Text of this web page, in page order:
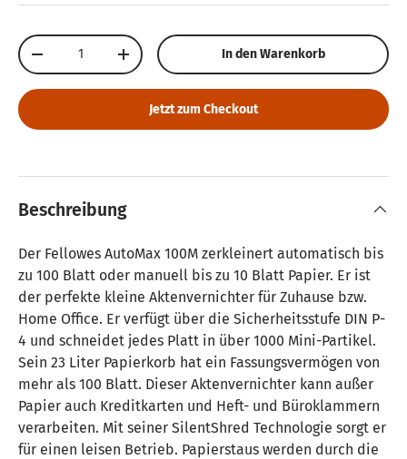
Anzahl
Menge verringernMenge erhöhen In den Warenkorb
Jetzt zum Checkout
Beschreibung
Der Fellowes AutoMax 100M zerkleinert automatisch bis
zu 100 Blatt oder manuell bis zu 10 Blatt Papier. Er ist
der perfekte kleine Aktenvernichter für Zuhause bzw.
Home Office. Er verfügt über die Sicherheitsstufe DIN P-
4 und schneidet jedes Platt in über 1000 Mini-Partikel.
Sein 23 Liter Papierkorb hat ein Fassungsvermögen von
mehr als 100 Blatt. Dieser Aktenvernichter kann außer
Papier auch Kreditkarten und Heft- und Büroklammern
verarbeiten. Mit seiner SilentShred Technologie sorgt er
für einen leisen Betrieb. Papierstaus werden durch die